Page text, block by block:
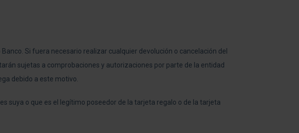
Si fuera necesario realizar cualquier devolución o cancelación del
sujetas a comprobaciones y autorizaciones por parte de la entidad
debido a este motivo.
suya o que es el legítimo poseedor de la tarjeta regalo o de la tarjeta